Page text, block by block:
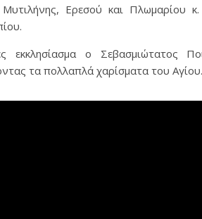
Ερεσού και Πλωμαρίου
ο Σεβασμιώτατος
τα πολλαπλά χαρίσματα του Αγίου.